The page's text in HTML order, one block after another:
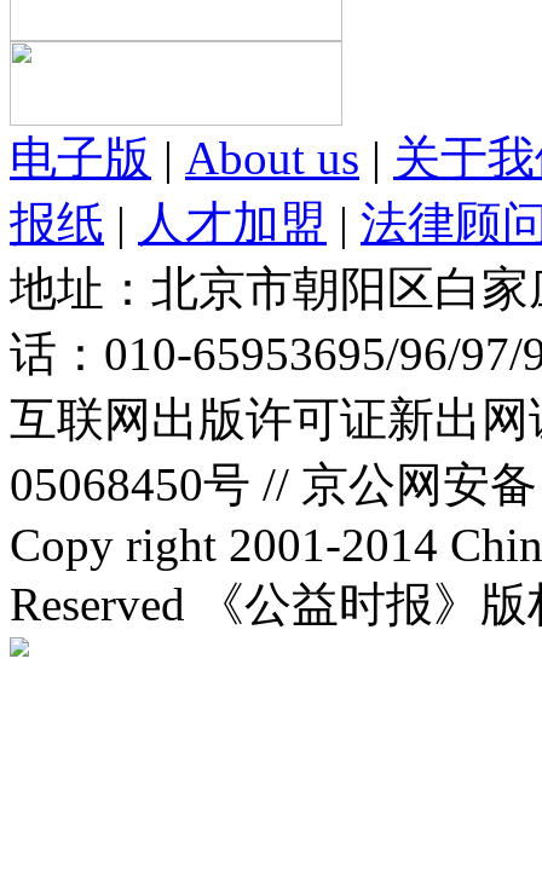
电子版 | About us | 关于
报纸 | 人才加盟 | 法律顾
地址：北京市朝阳区白
话：010-65953695/96/
互联网出版许可证新出
05068450号 // 京公网安
Copy right 2001-2014
Reserved 《公益时报》